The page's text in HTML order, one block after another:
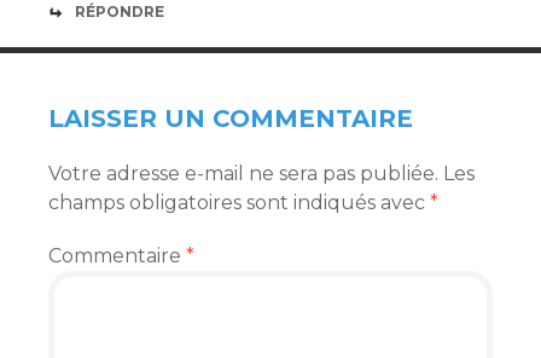
RÉPONDRE
LAISSER UN COMMENTAIRE
Votre adresse e-mail ne sera pas publiée. Les
champs obligatoires sont indiqués avec *
Commentaire *